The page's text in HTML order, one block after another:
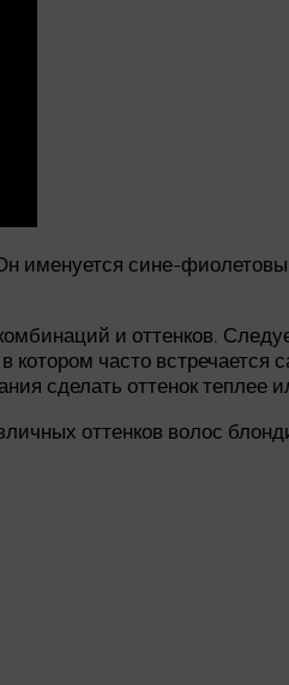
именуется сине-
и оттенков.
котором часто
сделать оттенок теплее
оттенков волос